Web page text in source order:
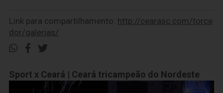
Link para compartilhamento: http://cearasc.com/torce
dor/galerias/
Sport x Ceará | Ceará tricampeão do Nordeste